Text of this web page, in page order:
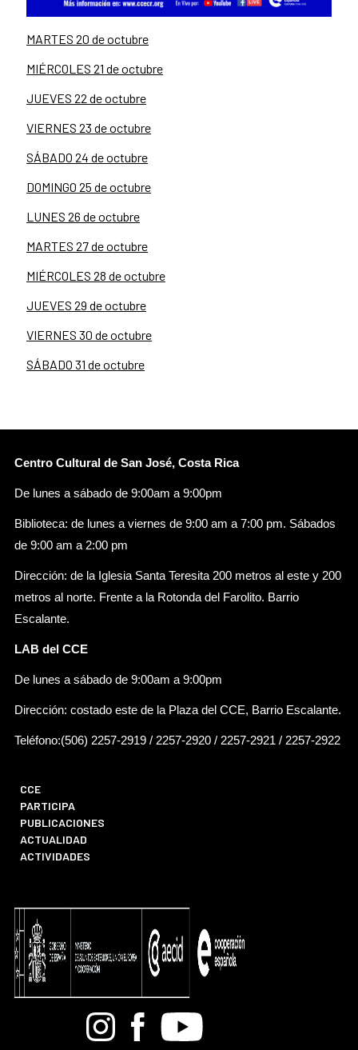
MARTES 20 de octubre
MIÉRCOLES 21 de octubre
JUEVES 22 de octubre
VIERNES 23 de octubre
SÁBADO 24 de octubre
DOMINGO 25 de octubre
LUNES 26 de octubre
MARTES 27 de octubre
MIÉRCOLES 28 de octubre
JUEVES 29 de octubre
VIERNES 30 de octubre
SÁBADO 31 de octubre
Centro Cultural de San José, Costa Rica
De lunes a sábado de 9:00am a 9:00pm
Biblioteca: de lunes a viernes de 9:00 am a 7:00 pm. Sábados
de 9:00 am a 2:00 pm
Dirección: de la Iglesia Santa Teresita 200 metros al este y 200
metros al norte. Frente a la Rotonda del Farolito. Barrio
Escalante.
LAB del CCE
De lunes a sábado de 9:00am a 9:00pm
Dirección: costado este de la Plaza del CCE, Barrio Escalante.
Teléfono:(506) 2257-2919 / 2257-2920 / 2257-2921 / 2257-2922
CCE
PARTICIPA
PUBLICACIONES
ACTUALIDAD
ACTIVIDADES
BandcampInstagramFacebook
Youtube